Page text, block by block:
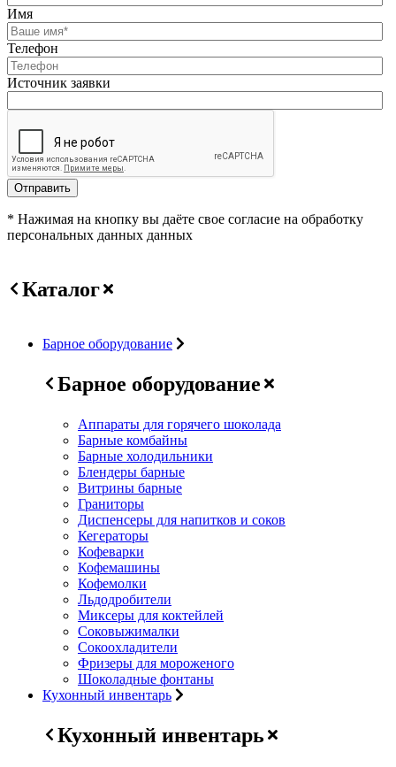
Имя
Телефон
Источник заявки
Отправить
* Нажимая на кнопку вы даёте свое согласие на обработку
персональных данных данных
Каталог
Барное оборудование
Барное оборудование
Аппараты для горячего шоколада
Барные комбайны
Барные холодильники
Блендеры барные
Витрины барные
Граниторы
Диспенсеры для напитков и соков
Кегераторы
Кофеварки
Кофемашины
Кофемолки
Льдодробители
Миксеры для коктейлей
Соковыжималки
Сокоохладители
Фризеры для мороженого
Шоколадные фонтаны
Кухонный инвентарь
Кухонный инвентарь